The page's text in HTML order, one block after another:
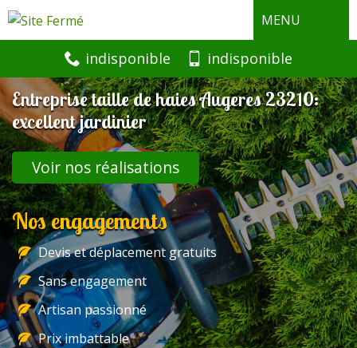
MENU
indisponible indisponible
Entreprise taille de haies Augeres 23210:
excellent jardinier
Voir nos réalisations
Nos engagements
Devis et déplacement gratuits
Sans engagement
Artisan passionné
Prix imbattable